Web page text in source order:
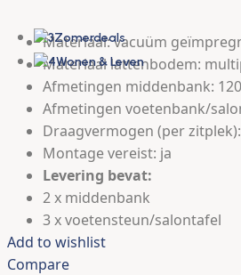
Zomerdeals
Wonen & Leven
Materiaal: vacuüm
Materiaal lattenbodem:
Afmetingen middenbank: 120
Afmetingen voetenbank/
Draagvermogen (per
Montage vereist: ja
Levering bevat:
2 x middenbank
3 x voetensteun/salontafel
Add to wishlist
Compare